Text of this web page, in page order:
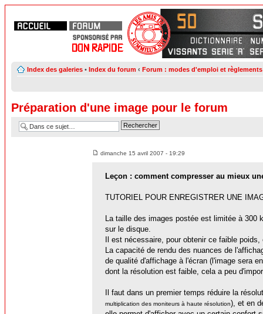
Index des galeries • Index du forum ‹ Forum : modes d'emploi et règlements
Préparation d'une image pour le forum
dimanche 15 avril 2007 - 19:29
Leçon : comment compresser au mieux
TUTORIEL POUR ENREGISTRER UNE
La taille des images postée est limitée à 300
sur le disque.
Il est nécessaire, pour obtenir ce faible
La capacité de rendu des nuances de
de qualité d'affichage à l'écran (l'image sera
dont la résolution est faible, cela a peu
Il faut dans un premier temps réduire la
multiplication des moniteurs à haute résolution), et en